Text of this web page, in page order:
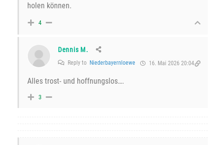
holen können.
4
Dennis M.
Reply to Niederbayernloewe 16. Mai 2026 20:04
Alles trost- und hoffnungslos….
3